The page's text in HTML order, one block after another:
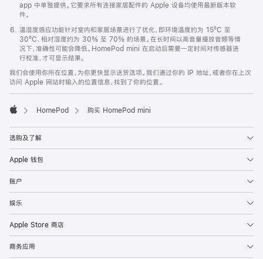
app 中单独提供。它要求所有连接家居配件的 Apple 设备均使用最新版本软
件。
温湿度感应功能针对室内和家居场景进行了优化，即环境温度约为 15ºC 至
30ºC、相对湿度约为 30% 至 70% 的场景。在长时间以高音量播放音频等情
况下，准确性可能会降低。HomePod mini 在启动后需要一定时间对传感器进
行校准，才可显示结果。
我们会使用你所在位置，为你更快显示送货选项。我们通过你的 IP 地址，或者你在上次
访问 Apple 网站时输入的位置信息，找到了你的位置。
HomePod 购买 HomePod mini
选购及了解
Apple 钱包
账户
娱乐
Apple Store 商店
商务应用